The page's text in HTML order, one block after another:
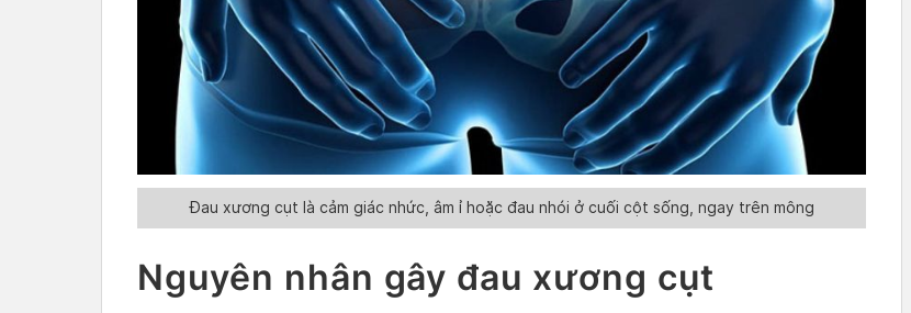
Đau xương cụt là cảm giác nhức, âm ỉ hoặc đau nhói ở cuối cột sống, ngay trên mông
Nguyên nhân gây đau xương cụt